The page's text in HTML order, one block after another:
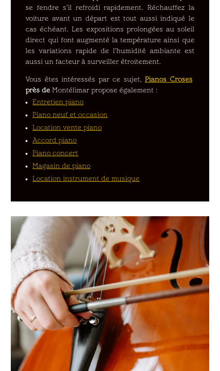
se fendre s’il refroidi rapidement. Réchauffez la
voiture avant un départ est tout aussi indiqué le
cas échéant. Les expositions prolongées au soleil
direct qui font augmenté la température ainsi que
les variations rapide de l’humidité ambiante est
aussi un facteur à surveiller étroitement.
Vous êtes intéressés par ce sujet, Pianos Croses
près de Montélimar propose également :
Entretien piano
Piano neuf et occasion
Location vente piano
Accord piano
Piano concert
Magasin de piano
Location instrument de musique